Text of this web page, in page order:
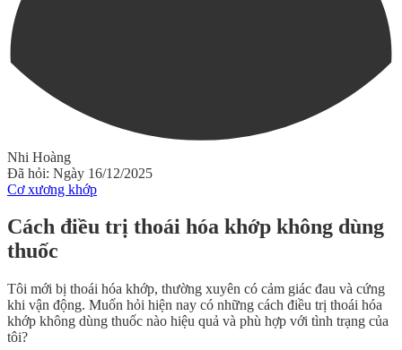
Nhi Hoàng
Đã hỏi: Ngày 16/12/2025
Cơ xương khớp
Cách điều trị thoái hóa khớp không dùng
thuốc
Tôi mới bị thoái hóa khớp, thường xuyên có cảm giác đau và cứng
khi vận động. Muốn hỏi hiện nay có những cách điều trị thoái hóa
khớp không dùng thuốc nào hiệu quả và phù hợp với tình trạng của
tôi?